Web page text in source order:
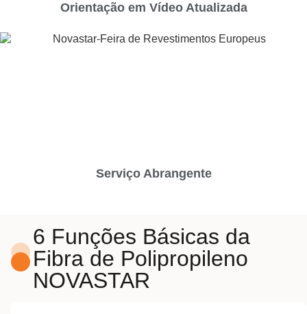
Orientação em Vídeo Atualizada
Serviço Abrangente
6 Funções Básicas da
Fibra de Polipropileno
NOVASTAR